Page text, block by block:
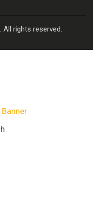
All rights reserved.